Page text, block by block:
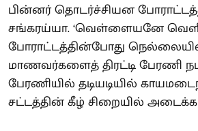
பின்னர் தொடர்ச்சியன
சங்கரய்யா. ‘வெள்ளையனே
போராட்டத்தின்போது
மாணவர்களைத் திரட்டி பேரணி
பேரணியில் தடியடியில்
சட்டத்தின் கீழ் சிறையில்